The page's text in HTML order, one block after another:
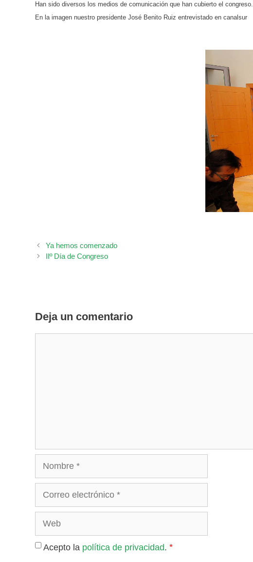
Han sido diversos los medios de comunicación que han cubierto el congreso.
En la imagen nuestro presidente José Benito Ruiz entrevistado en canalsur
Ya hemos comenzado
IIº Día de Congreso
Deja un comentario
Nombre
Acepto la política de privacidad. *